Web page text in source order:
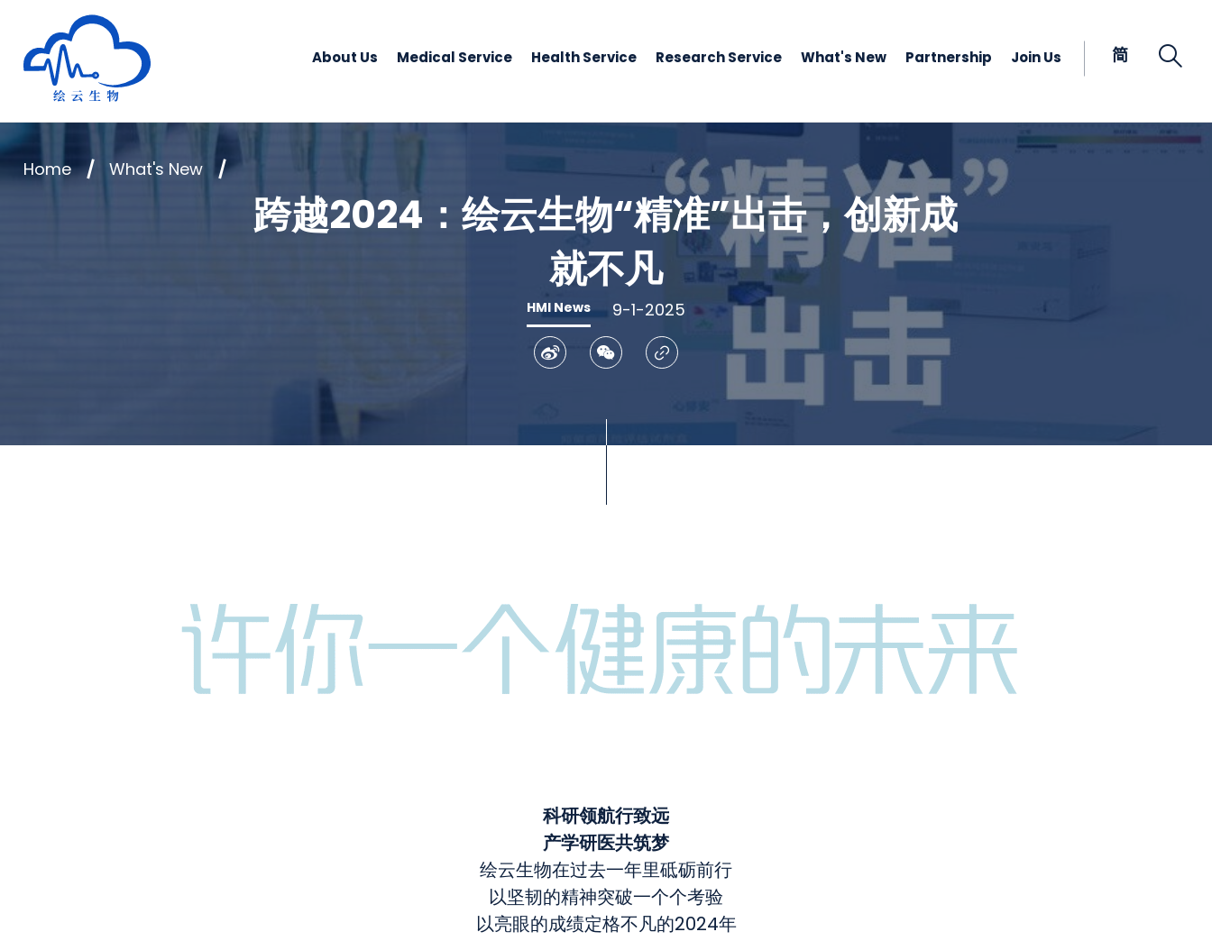
Human Metabolomics Institute
About Us
Medical Service Health Service Research Service What's New Partnership Join Us 简
跨越2024：绘云生物“精准”出击，创新成
就不凡
HMI News 9-1-2025
Copy Link
Home What's New
科研领航行致远
产学研医共筑梦
绘云生物在过去一年里砥砺前行
以坚韧的精神突破一个个考验
以亮眼的成绩定格不凡的2024年